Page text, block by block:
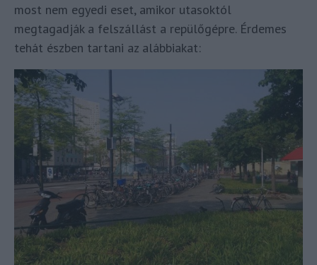
most nem egyedi eset, amikor utasoktól
megtagadják a felszállást a repülőgépre. Érdemes
tehát észben tartani az alábbiakat: